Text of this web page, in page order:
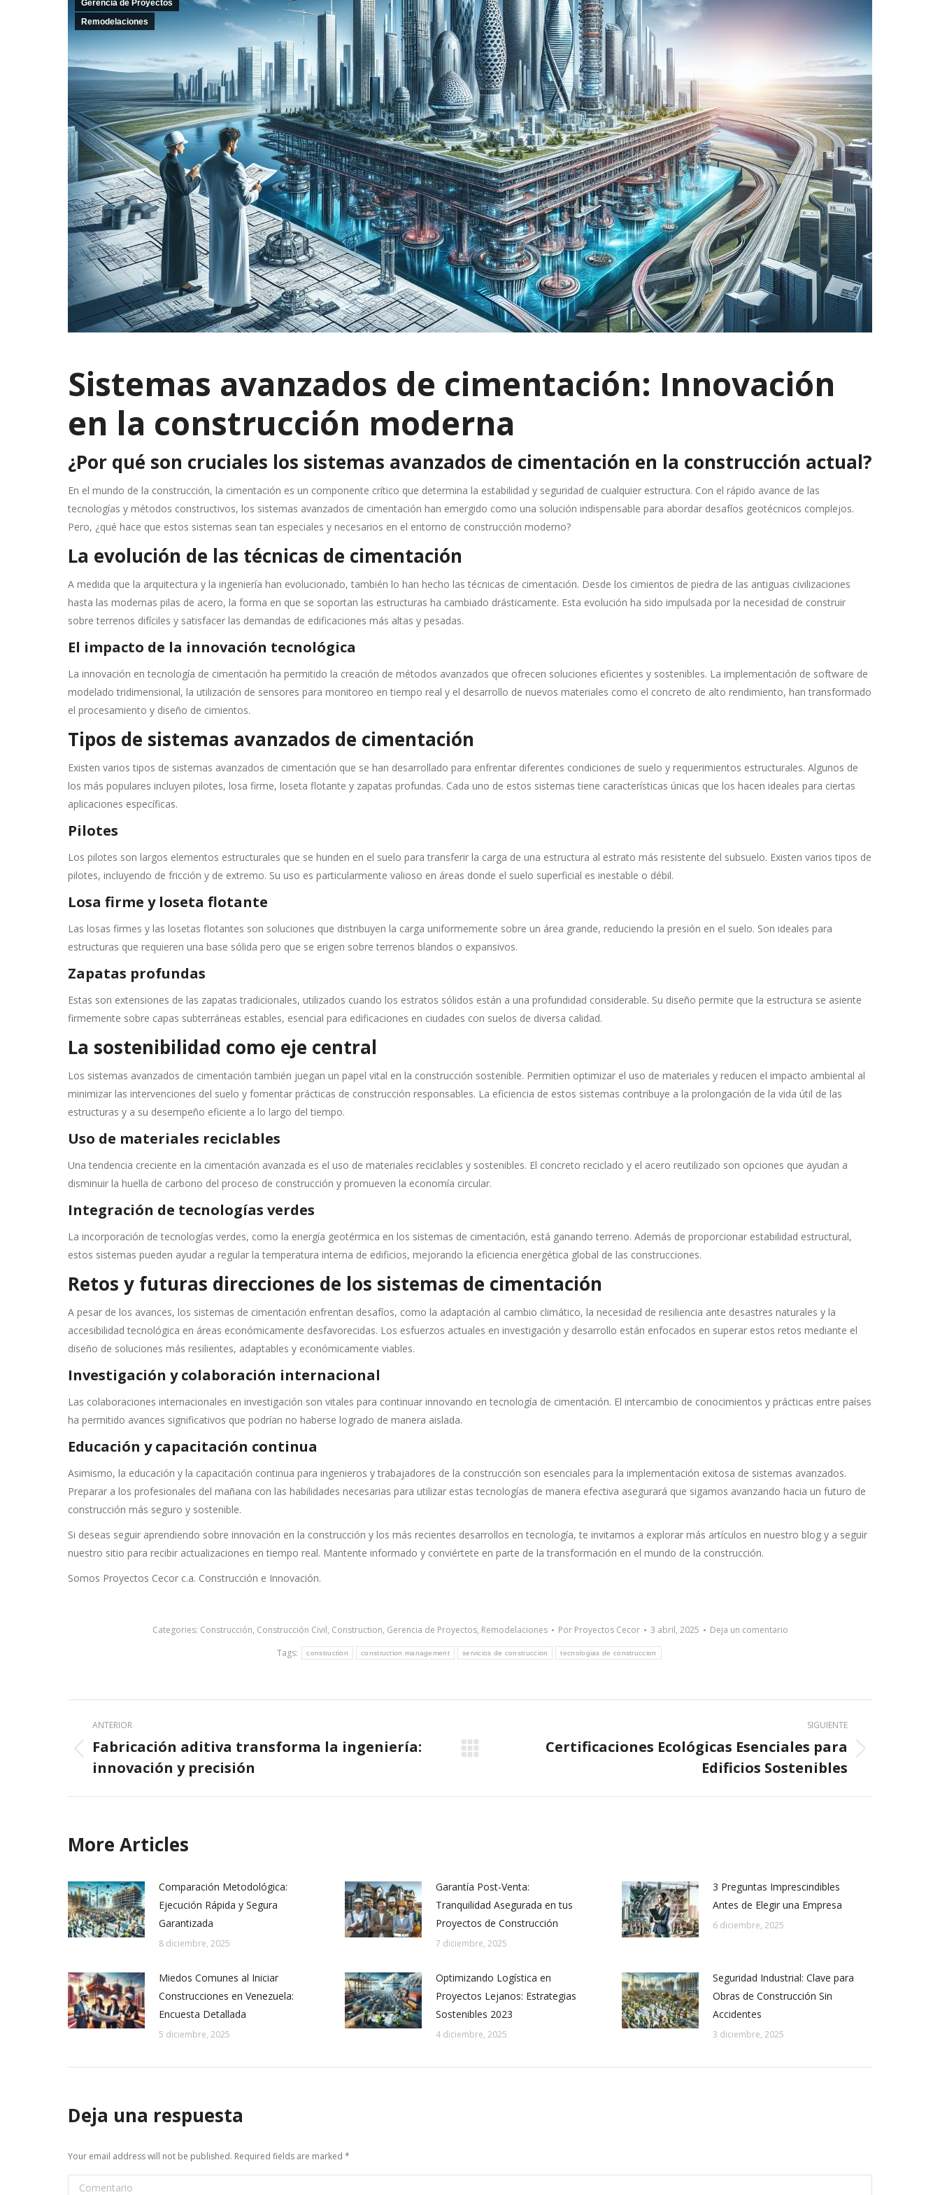
Gerencia de Proyectos
Remodelaciones
Sistemas avanzados de cimentación: Innovación
en la construcción moderna
¿Por qué son cruciales los sistemas avanzados de cimentación en la construcción actual?
En el mundo de la construcción, la cimentación es un componente crítico que determina la estabilidad y seguridad de cualquier estructura. Con el rápido avance de las
tecnologías y métodos constructivos, los sistemas avanzados de cimentación han emergido como una solución indispensable para abordar desafíos geotécnicos complejos.
Pero, ¿qué hace que estos sistemas sean tan especiales y necesarios en el entorno de construcción moderno?
La evolución de las técnicas de cimentación
A medida que la arquitectura y la ingeniería han evolucionado, también lo han hecho las técnicas de cimentación. Desde los cimientos de piedra de las antiguas civilizaciones
hasta las modernas pilas de acero, la forma en que se soportan las estructuras ha cambiado drásticamente. Esta evolución ha sido impulsada por la necesidad de construir
sobre terrenos difíciles y satisfacer las demandas de edificaciones más altas y pesadas.
El impacto de la innovación tecnológica
La innovación en tecnología de cimentación ha permitido la creación de métodos avanzados que ofrecen soluciones eficientes y sostenibles. La implementación de software de
modelado tridimensional, la utilización de sensores para monitoreo en tiempo real y el desarrollo de nuevos materiales como el concreto de alto rendimiento, han transformado
el procesamiento y diseño de cimientos.
Tipos de sistemas avanzados de cimentación
Existen varios tipos de sistemas avanzados de cimentación que se han desarrollado para enfrentar diferentes condiciones de suelo y requerimientos estructurales. Algunos de
los más populares incluyen pilotes, losa firme, loseta flotante y zapatas profundas. Cada uno de estos sistemas tiene características únicas que los hacen ideales para ciertas
aplicaciones específicas.
Pilotes
Los pilotes son largos elementos estructurales que se hunden en el suelo para transferir la carga de una estructura al estrato más resistente del subsuelo. Existen varios tipos de
pilotes, incluyendo de fricción y de extremo. Su uso es particularmente valioso en áreas donde el suelo superficial es inestable o débil.
Losa firme y loseta flotante
Las losas firmes y las losetas flotantes son soluciones que distribuyen la carga uniformemente sobre un área grande, reduciendo la presión en el suelo. Son ideales para
estructuras que requieren una base sólida pero que se erigen sobre terrenos blandos o expansivos.
Zapatas profundas
Estas son extensiones de las zapatas tradicionales, utilizados cuando los estratos sólidos están a una profundidad considerable. Su diseño permite que la estructura se asiente
firmemente sobre capas subterráneas estables, esencial para edificaciones en ciudades con suelos de diversa calidad.
La sostenibilidad como eje central
Los sistemas avanzados de cimentación también juegan un papel vital en la construcción sostenible. Permitien optimizar el uso de materiales y reducen el impacto ambiental al
minimizar las intervenciones del suelo y fomentar prácticas de construcción responsables. La eficiencia de estos sistemas contribuye a la prolongación de la vida útil de las
estructuras y a su desempeño eficiente a lo largo del tiempo.
Uso de materiales reciclables
Una tendencia creciente en la cimentación avanzada es el uso de materiales reciclables y sostenibles. El concreto reciclado y el acero reutilizado son opciones que ayudan a
disminuir la huella de carbono del proceso de construcción y promueven la economía circular.
Integración de tecnologías verdes
La incorporación de tecnologías verdes, como la energía geotérmica en los sistemas de cimentación, está ganando terreno. Además de proporcionar estabilidad estructural,
estos sistemas pueden ayudar a regular la temperatura interna de edificios, mejorando la eficiencia energética global de las construcciones.
Retos y futuras direcciones de los sistemas de cimentación
A pesar de los avances, los sistemas de cimentación enfrentan desafíos, como la adaptación al cambio climático, la necesidad de resiliencia ante desastres naturales y la
accesibilidad tecnológica en áreas económicamente desfavorecidas. Los esfuerzos actuales en investigación y desarrollo están enfocados en superar estos retos mediante el
diseño de soluciones más resilientes, adaptables y económicamente viables.
Investigación y colaboración internacional
Las colaboraciones internacionales en investigación son vitales para continuar innovando en tecnología de cimentación. El intercambio de conocimientos y prácticas entre países
ha permitido avances significativos que podrían no haberse logrado de manera aislada.
Educación y capacitación continua
Asimismo, la educación y la capacitación continua para ingenieros y trabajadores de la construcción son esenciales para la implementación exitosa de sistemas avanzados.
Preparar a los profesionales del mañana con las habilidades necesarias para utilizar estas tecnologías de manera efectiva asegurará que sigamos avanzando hacia un futuro de
construcción más seguro y sostenible.
Si deseas seguir aprendiendo sobre innovación en la construcción y los más recientes desarrollos en tecnología, te invitamos a explorar más artículos en nuestro blog y a seguir
nuestro sitio para recibir actualizaciones en tiempo real. Mantente informado y conviértete en parte de la transformación en el mundo de la construcción.
Somos Proyectos Cecor c.a. Construcción e Innovación.
Categories: Construcción, Construcción Civil, Construction, Gerencia de Proyectos, Remodelaciones Por Proyectos Cecor 3 abril, 2025
Deja un comentario
Tags:
construction construction management servicios de construccion tecnologias de construccion
navigation
ANTERIOR
Previous
post:
Fabricación aditiva transforma la ingeniería:
innovación y precisión
SIGUIENTE
Certificaciones Ecológicas Esenciales para
Edificios Sostenibles
More Articles
Comparación Metodológica:
Ejecución Rápida y Segura
Garantizada
8 diciembre, 2025
Garantía Post-Venta:
Tranquilidad Asegurada en tus
Proyectos de Construcción
7 diciembre, 2025
3 Preguntas Imprescindibles
Antes de Elegir una Empresa
6 diciembre, 2025
Miedos Comunes al Iniciar
Construcciones en Venezuela:
Encuesta Detallada
5 diciembre, 2025
Optimizando Logística en
Proyectos Lejanos: Estrategias
Sostenibles 2023
4 diciembre, 2025
Seguridad Industrial: Clave para
Obras de Construcción Sin
Accidentes
3 diciembre, 2025
Deja una respuesta
Your email address will not be published. Required fields are marked *
Comentario